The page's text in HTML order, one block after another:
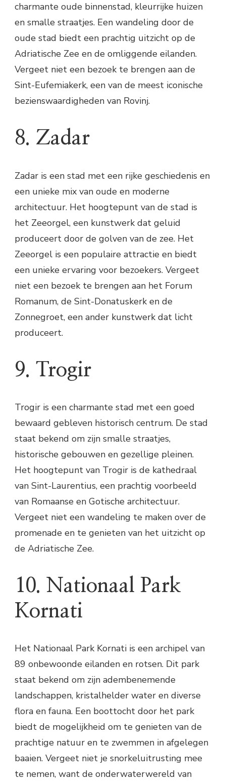
charmante oude binnenstad, kleurrijke huizen
en smalle straatjes. Een wandeling door de
oude stad biedt een prachtig uitzicht op de
Adriatische Zee en de omliggende eilanden.
Vergeet niet een bezoek te brengen aan de
Sint-Eufemiakerk, een van de meest iconische
bezienswaardigheden van Rovinj.
8. Zadar
Zadar is een stad met een rijke geschiedenis en
een unieke mix van oude en moderne
architectuur. Het hoogtepunt van de stad is
het Zeeorgel, een kunstwerk dat geluid
produceert door de golven van de zee. Het
Zeeorgel is een populaire attractie en biedt
een unieke ervaring voor bezoekers. Vergeet
niet een bezoek te brengen aan het Forum
Romanum, de Sint-Donatuskerk en de
Zonnegroet, een ander kunstwerk dat licht
produceert.
9. Trogir
Trogir is een charmante stad met een goed
bewaard gebleven historisch centrum. De stad
staat bekend om zijn smalle straatjes,
historische gebouwen en gezellige pleinen.
Het hoogtepunt van Trogir is de kathedraal
van Sint-Laurentius, een prachtig voorbeeld
van Romaanse en Gotische architectuur.
Vergeet niet een wandeling te maken over de
promenade en te genieten van het uitzicht op
de Adriatische Zee.
10. Nationaal Park
Kornati
Het Nationaal Park Kornati is een archipel van
89 onbewoonde eilanden en rotsen. Dit park
staat bekend om zijn adembenemende
landschappen, kristalhelder water en diverse
flora en fauna. Een boottocht door het park
biedt de mogelijkheid om te genieten van de
prachtige natuur en te zwemmen in afgelegen
baaien. Vergeet niet je snorkeluitrusting mee
te nemen, want de onderwaterwereld van